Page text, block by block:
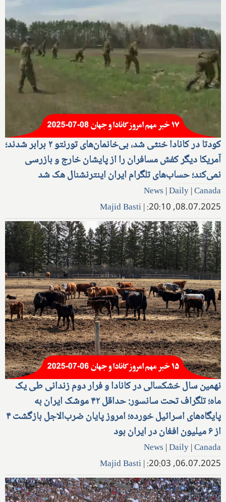
کودتا در کانادا خنثی شد، بی‌خانمان‌های تورنتو ۲ برابر شدند؛
آمریکا دیگر کفش مسافران را از پایشان خارج و بازرسی
نمی‌کند؛ حساب‌های تلگرام ایران اینترنشنال هک شد
News |Daily|Canada
08.07.2025, 20:10:
|
Majid Basti
نهمین سال خشکسالی در کانادا و فرار دوم زندانی طی یک
ماه؛ تلگراف تحت سانسور: حداقل ۴۲ موشک ایران به
پایگاه‌های اسرائیل خورده؛ امروز پایان ضرب‌الاجل بازگشت ۴
از ۶ میلیون افغان در ایران بود
News |Daily|Canada
06.07.2025, 20:03:
|
Majid Basti